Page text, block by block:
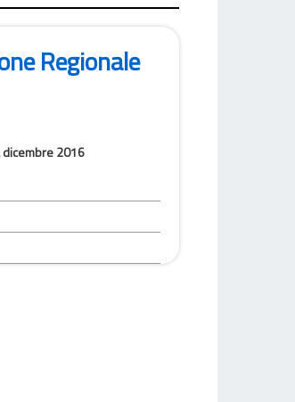
Regionale
dicembre 2016